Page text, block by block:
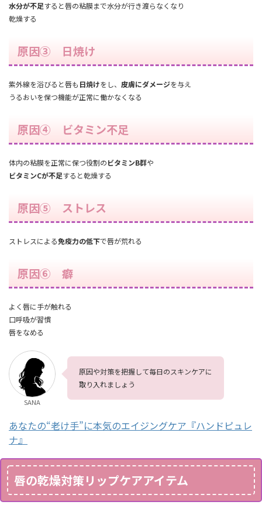
水分が不足すると唇の粘膜まで水分が行き渡らなくなり
乾燥する
原因③ 日焼け
紫外線を浴びると唇も 日焼けをし、 皮膚にダメージを与え
うるおいを保つ機能が正常に働かなくなる
原因④ ビタミン不足
体内の粘膜を正常に保つ役割のビタミンB群や
ビタミンCが不足すると乾燥する
原因⑤ ストレス
ストレスによる免疫力の低下で唇が荒れる
原因⑥ 癖
よく唇に手が触れる
口呼吸が習慣
唇をなめる
SANA
原因や対策を把握して毎日のスキンケアに
取り入れましょう
あなたの“老け手”に本気のエイジングケア『ハンドピュレ
ナ』
唇の乾燥対策リップケアアイテム